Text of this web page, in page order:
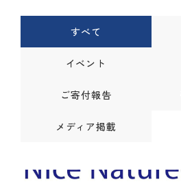
すべて
イベント
ご寄付報告
メディア掲載